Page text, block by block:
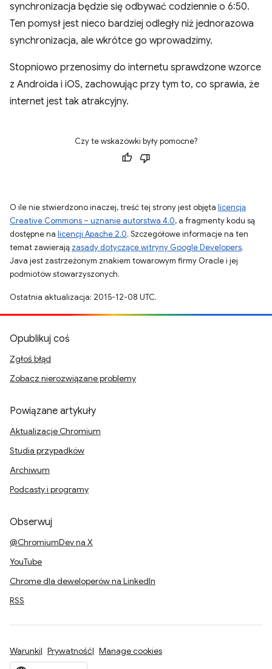
synchronizacja będzie się odbywać codziennie o 6:50.
Ten pomysł jest nieco bardziej odległy niż jednorazowa
synchronizacja, ale wkrótce go wprowadzimy.
Stopniowo przenosimy do internetu sprawdzone wzorce
z Androida i iOS, zachowując przy tym to, co sprawia, że
internet jest tak atrakcyjny.
Czy te wskazówki były pomocne?
O ile nie stwierdzono inaczej, treść tej strony jest objęta licencją
Creative Commons – uznanie autorstwa 4.0, a fragmenty kodu są
dostępne na licencji Apache 2.0. Szczegółowe informacje na ten
temat zawierają zasady dotyczące witryny Google Developers.
Java jest zastrzeżonym znakiem towarowym firmy Oracle i jej
podmiotów stowarzyszonych.
Ostatnia aktualizacja: 2015-12-08 UTC.
Opublikuj coś
Zgłoś błąd
Zobacz nierozwiązane problemy
Powiązane artykuły
Aktualizacje Chromium
Studia przypadków
Archiwum
Podcasty i programy
Obserwuj
@ChromiumDev na X
YouTube
Chrome dla deweloperów na LinkedIn
RSS
Warunki Prywatność Manage cookies